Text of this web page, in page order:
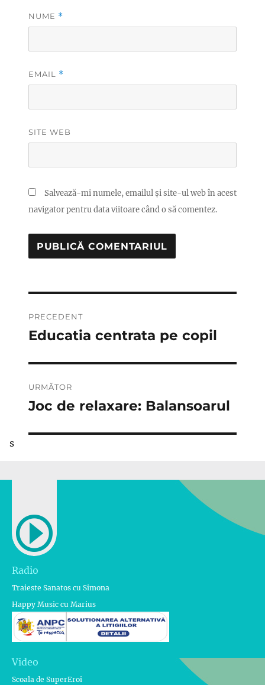
NUME *
EMAIL *
SITE WEB
Salvează-mi numele, emailul și site-ul web în acest
navigator pentru data viitoare când o să comentez.
în
PRECEDENT
Articolul
Educatia centrata pe copil
URMĂTOR
Articolul
Joc de relaxare: Balansoarul
s
Radio
Traieste Sanatos cu Simona
Happy Music cu Marius
Video
Scoala de SuperEroi